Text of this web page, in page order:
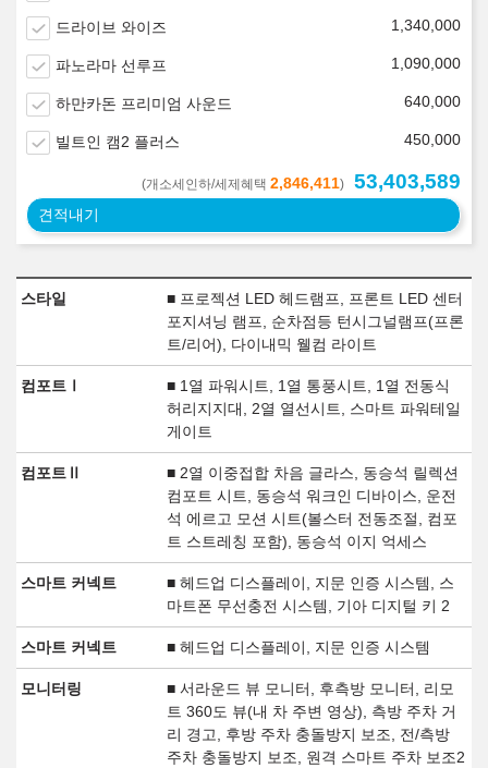
드라이브 와이즈 1,340,000
파노라마 선루프 1,090,000
하만카돈 프리미엄 사운드 640,000
빌트인 캠2 플러스 450,000
(개소세인하/세제혜택 2,846,411) 53,403,589
견적내기
스타일
■ 프로젝션 LED 헤드램프, 프론트 LED 센터
포지셔닝 램프, 순차점등 턴시그널램프(프론
트/리어), 다이내믹 웰컴 라이트
컴포트Ⅰ
■ 1열 파워시트, 1열 통풍시트, 1열 전동식
허리지지대, 2열 열선시트, 스마트 파워테일
게이트
컴포트Ⅱ
■ 2열 이중접합 차음 글라스, 동승석 릴렉션
컴포트 시트, 동승석 워크인 디바이스, 운전
석 에르고 모션 시트(볼스터 전동조절, 컴포
트 스트레칭 포함), 동승석 이지 억세스
스마트 커넥트
■ 헤드업 디스플레이, 지문 인증 시스템, 스
마트폰 무선충전 시스템, 기아 디지털 키 2
스마트 커넥트 ■ 헤드업 디스플레이, 지문 인증 시스템
모니터링
■ 서라운드 뷰 모니터, 후측방 모니터, 리모
트 360도 뷰(내 차 주변 영상), 측방 주차 거
리 경고, 후방 주차 충돌방지 보조, 전/측방
주차 충돌방지 보조, 원격 스마트 주차 보조2